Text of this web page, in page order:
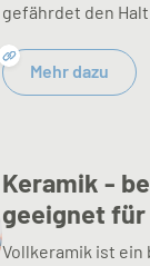
gefährdet den Halt
Mehr dazu
Keramik -
geeignet
Vollkeramik ist